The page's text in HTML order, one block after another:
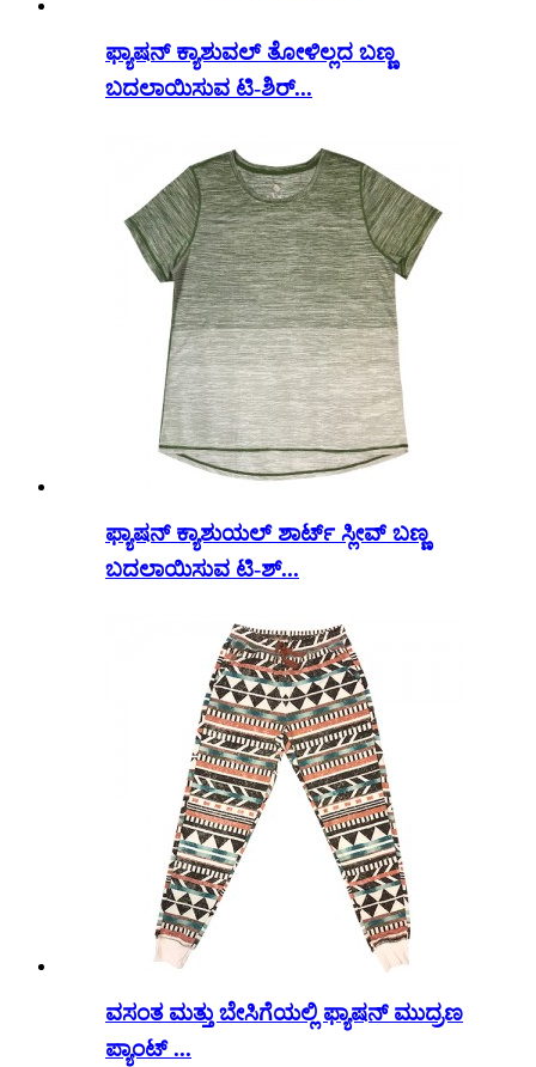
ಫ್ಯಾಷನ್ ಕ್ಯಾಶುವಲ್ ತೋಳಿಲ್ಲದ ಬಣ್ಣ
ಬದಲಾಯಿಸುವ ಟಿ-ಶಿರ್...
ಫ್ಯಾಷನ್ ಕ್ಯಾಶುಯಲ್ ಶಾರ್ಟ್ ಸ್ಲೀವ್ ಬಣ್ಣ
ಬದಲಾಯಿಸುವ ಟಿ-ಶ್...
ವಸಂತ ಮತ್ತು ಬೇಸಿಗೆಯಲ್ಲಿ ಫ್ಯಾಷನ್ ಮುದ್ರಣ
ಪ್ಯಾಂಟ್ ...